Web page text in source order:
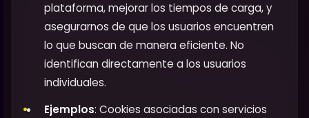
plataforma, mejorar los tiempos de carga, y
asegurarnos de que los usuarios encuentren
lo que buscan de manera eficiente. No
identifican directamente a los usuarios
individuales.
Ejemplos: Cookies asociadas con servicios